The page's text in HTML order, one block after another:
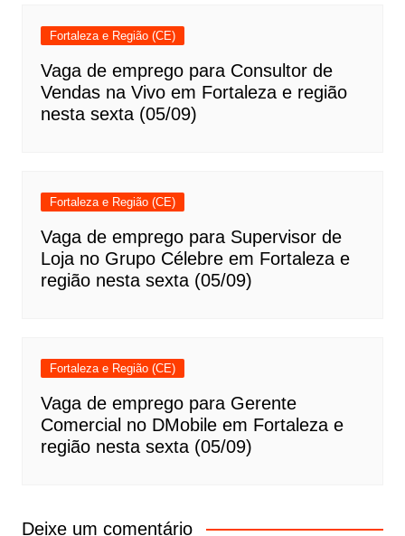
Fortaleza e Região (CE)
Vaga de emprego para Consultor de
Vendas na Vivo em Fortaleza e região
nesta sexta (05/09)
Fortaleza e Região (CE)
Vaga de emprego para Supervisor de
Loja no Grupo Célebre em Fortaleza e
região nesta sexta (05/09)
Fortaleza e Região (CE)
Vaga de emprego para Gerente
Comercial no DMobile em Fortaleza e
região nesta sexta (05/09)
Deixe um comentário